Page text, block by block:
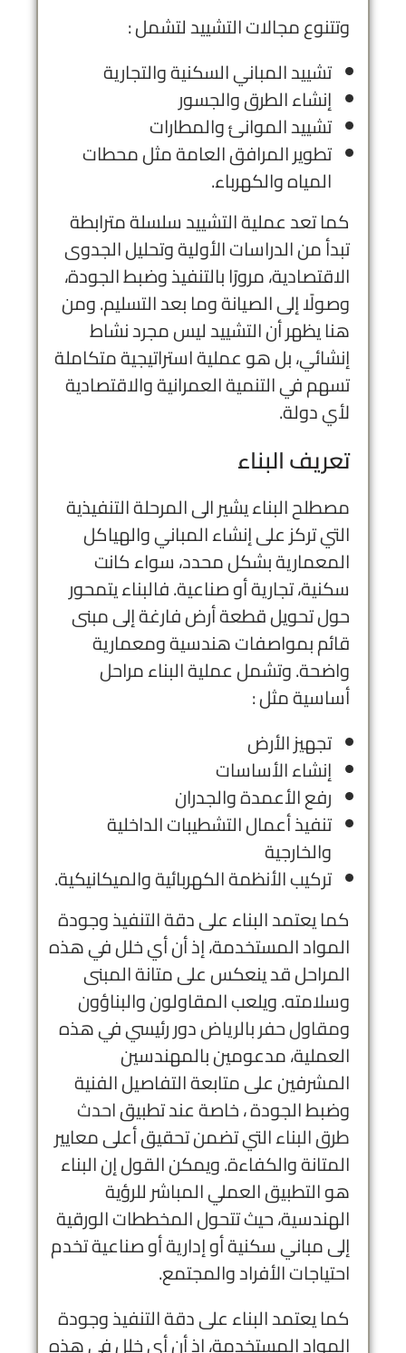
وتتنوع مجالات التشييد لتشمل :
تشييد المباني السكنية والتجارية
إنشاء الطرق والجسور
تشييد الموانئ والمطارات
تطوير المرافق العامة مثل محطات
المياه والكهرباء.
كما تعد عملية التشييد سلسلة مترابطة
تبدأ من الدراسات الأولية وتحليل الجدوى
الاقتصادية، مرورًا بالتنفيذ وضبط الجودة،
وصولًا إلى الصيانة وما بعد التسليم. ومن
هنا يظهر أن التشييد ليس مجرد نشاط
إنشائي، بل هو عملية استراتيجية متكاملة
تسهم في التنمية العمرانية والاقتصادية
لأي دولة.
تعريف البناء
مصطلح البناء يشير الى المرحلة التنفيذية
التي تركز على إنشاء المباني والهياكل
المعمارية بشكل محدد، سواء كانت
سكنية، تجارية أو صناعية. فالبناء يتمحور
حول تحويل قطعة أرض فارغة إلى مبنى
قائم بمواصفات هندسية ومعمارية
واضحة. وتشمل عملية البناء مراحل
أساسية مثل :
تجهيز الأرض
إنشاء الأساسات
رفع الأعمدة والجدران
تنفيذ أعمال التشطيبات الداخلية
والخارجية
تركيب الأنظمة الكهربائية والميكانيكية.
كما يعتمد البناء على دقة التنفيذ وجودة
المواد المستخدمة، إذ أن أي خلل في هذه
المراحل قد ينعكس على متانة المبنى
وسلامته. ويلعب المقاولون والبناؤون
ومقاول حفر بالرياضدور رئيسي في هذه
العملية، مدعومين بالمهندسين
المشرفين على متابعة التفاصيل الفنية
وضبط الجودة ، خاصة عند تطبيقاحدث
طرق البناءالتي تضمن تحقيق أعلى معايير
المتانة والكفاءة. ويمكن القول إن البناء
هو التطبيق العملي المباشر للرؤية
الهندسية، حيث تتحول المخططات الورقية
إلى مباني سكنية أو إدارية أو صناعية تخدم
احتياجات الأفراد والمجتمع.
كما يعتمد البناء على دقة التنفيذ وجودة
المواد المستخدمة، إذ أن أي خلل في هذه